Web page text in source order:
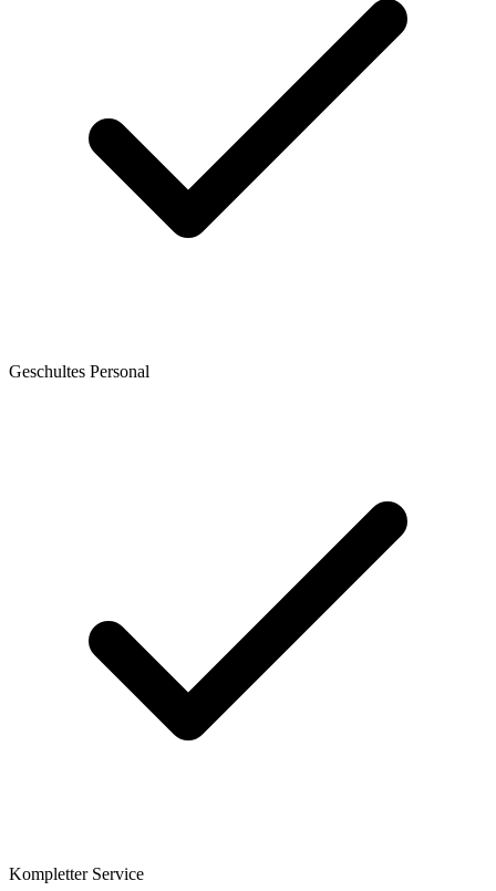
Geschultes Personal
Kompletter Service